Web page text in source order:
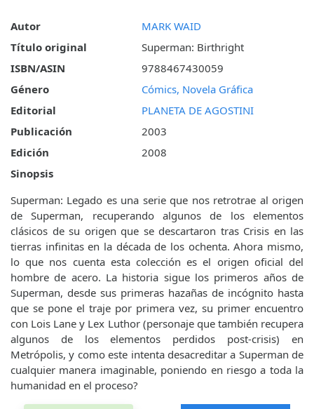
Autor
MARK WAID
Título original
Superman: Birthright
ISBN/ASIN
9788467430059
Género
Cómics, Novela Gráfica
Editorial
PLANETA DE AGOSTINI
Publicación
2003
Edición
2008
Sinopsis
Superman: Legado es una serie que nos retrotrae al origen
de Superman, recuperando algunos de los elementos
clásicos de su origen que se descartaron tras Crisis en las
tierras infinitas en la década de los ochenta. Ahora mismo,
lo que nos cuenta esta colección es el origen oficial del
hombre de acero. La historia sigue los primeros años de
Superman, desde sus primeras hazañas de incógnito hasta
que se pone el traje por primera vez, su primer encuentro
con Lois Lane y Lex Luthor (personaje que también recupera
algunos de los elementos perdidos post-crisis) en
Metrópolis, y como este intenta desacreditar a Superman de
cualquier manera imaginable, poniendo en riesgo a toda la
humanidad en el proceso?